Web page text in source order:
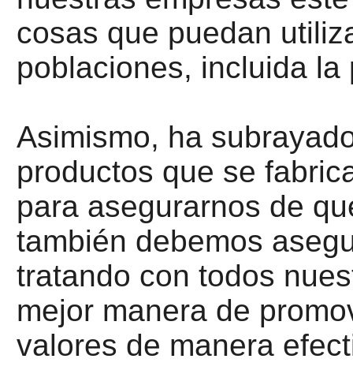
cosas que puedan
poblaciones, incluida la
Asimismo, ha
productos que se
para asegurarnos de
también debemos
tratando con todos
mejor manera de
valores de manera